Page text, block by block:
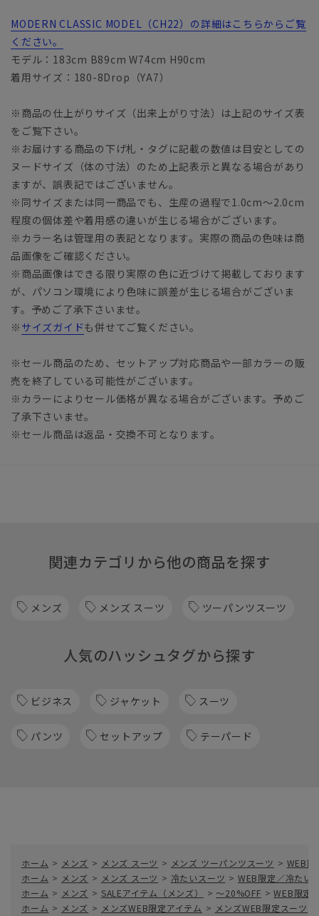
MODERN CLASSIC MODEL（CH22）の詳細はこちらからご覧
ください。
モデル：183cm B89cm W74cm H90cm
着用サイズ：180-8Drop（YA7）
※商品の仕上がりサイズ（出来上がり寸法）は上記のサイズ表
をご覧下さい。
※お届けする商品の下げ札・タグに記載の数値は目安としての
ヌードサイズ（体の寸法）のため上記表示と異なる場合があり
ますが、誤表記ではございません。
※同サイズまたは同一商品でも、生産の過程で1.0cm～2.0cm
程度の個体差や着用感の違いが生じる場合がございます。
※カラー名は管理用の表記となります。実際の商品の色味は商
品画像をご確認ください。
※商品画像はできる限り実際の色に近づけて掲載しております
が、パソコン環境により色味に誤差が生じる場合がございま
す。予めご了承下さいませ。
※ サイズガイドも併せてご覧ください。
※セール商品のため、セットアップ対応商品や一部カラーの販
売を終了している可能性がございます。
※カラーによりセール価格が異なる場合がございます。予めご
了承下さいませ。
※セール商品は返品・交換不可となります。
関連カテゴリから他の商品を探す
メンズ メンズ スーツ ツーパンツスーツ
人気のハッシュタグから探す
ビジネス ジャケット スーツ
パンツ セットアップ テーパード
ホーム > メンズ > メンズ スーツ > メンズ ツーパンツスーツ > WEB
ホーム > メンズ > メンズ スーツ > 冷たいスーツ > WEB限定／冷たい
ホーム > メンズ > SALEアイテム（メンズ） > ～20%OFF > WEB限定
ホーム > メンズ > メンズWEB限定アイテム > メンズWEB限定スーツ